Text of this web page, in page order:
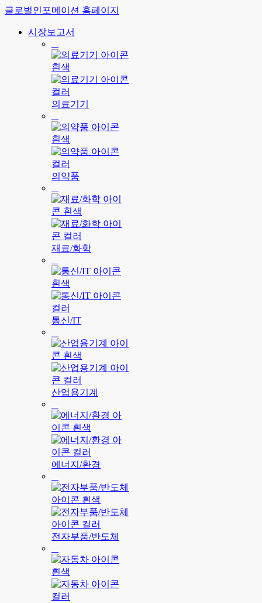
글로벌인포메이션 홈페이지
시장보고서
의료기기
의약품
재료/화학
통신/IT
산업용기계
에너지/환경
전자부품/반도체